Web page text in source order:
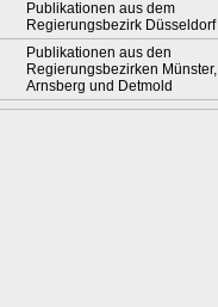
Publikationen aus dem
Regierungsbezirk Düsseldorf
Publikationen aus den
Regierungsbezirken Münster,
Arnsberg und Detmold